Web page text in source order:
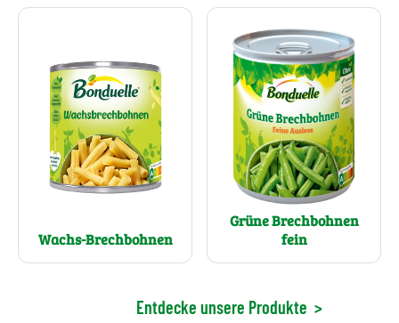
Wachs-Brechbohnen
Grüne Brechbohnen
fein
Entdecke unsere Produkte >